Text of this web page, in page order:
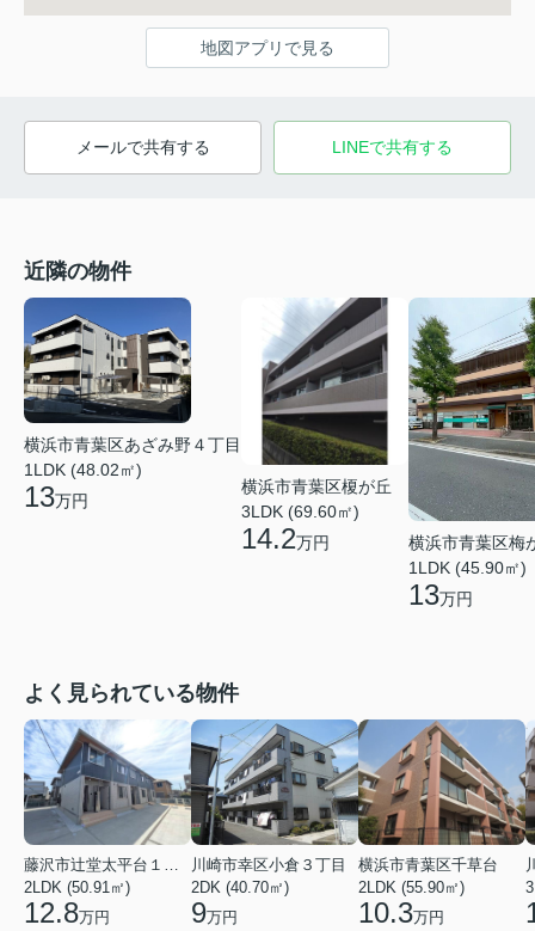
地図アプリで見る
メールで共有する LINEで共有する
近隣の物件
横浜市青葉区あざみ野４丁目
1LDK (48.02㎡)
13万円
横浜市青葉区榎が丘
3LDK (69.60㎡)
14.2万円
横浜市青葉区梅
1LDK (45.90㎡)
13万円
よく見られている物件
2LDK (50.91㎡)
12.8万円
川崎市幸区小倉３丁目
2DK (40.70㎡)
9万円
横浜市青葉区千草台
2LDK (55.90㎡)
10.3万円